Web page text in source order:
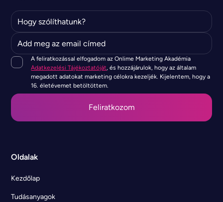
A feliratkozással elfogadom az Onlime Marketing Akadémia
Adatkezelési Tájékoztatóját, és hozzájárulok, hogy az általam
megadott adatokat marketing célokra kezeljék. Kijelentem, hogy a
16. életévemet betöltöttem.
Oldalak
Kezdőlap
Tudásanyagok